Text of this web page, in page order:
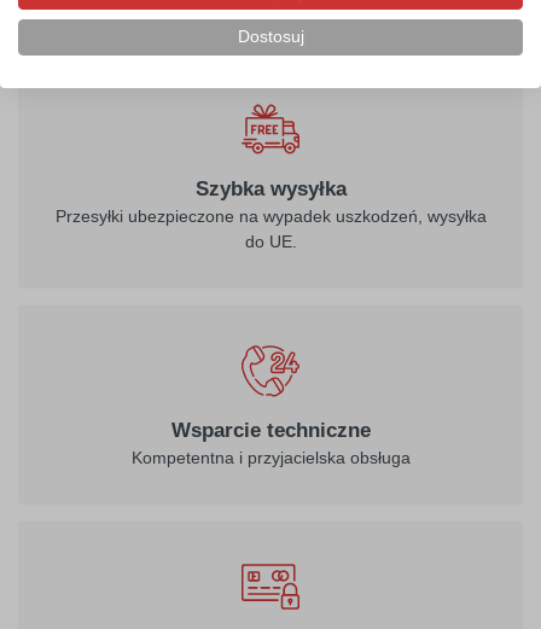
Szybka wysyłka
Przesyłki ubezpieczone na wypadek uszkodzeń, wysyłka
do UE.
Wsparcie techniczne
Kompetentna i przyjacielska obsługa
Dostosuj